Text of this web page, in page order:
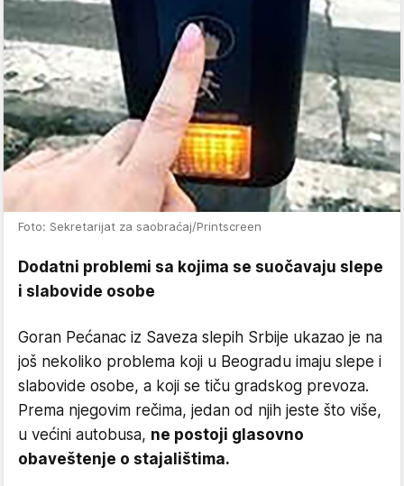
Foto: Sekretarijat za saobraćaj/Printscreen
Dodatni problemi sa kojima se suočavaju slepe
i slabovide osobe
Goran Pećanac iz Saveza slepih Srbije ukazao je na
još nekoliko problema koji u Beogradu imaju slepe i
slabovide osobe, a koji se tiču gradskog prevoza.
Prema njegovim rečima, jedan od njih jeste što više,
u većini autobusa, ne postoji glasovno
obaveštenje o stajalištima.